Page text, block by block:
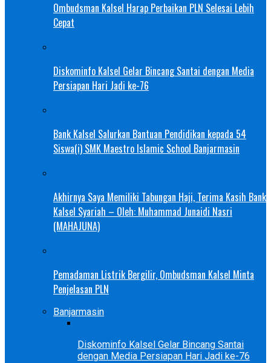
Ombudsman Kalsel Harap Perbaikan PLN Selesai Lebih
Cepat
Diskominfo Kalsel Gelar Bincang Santai dengan Media
Persiapan Hari Jadi ke-76
Bank Kalsel Salurkan Bantuan Pendidikan kepada 54
Siswa(i) SMK Maestro Islamic School Banjarmasin
Akhirnya Saya Memiliki Tabungan Haji, Terima Kasih Bank
Kalsel Syariah – Oleh: Muhammad Junaidi Nasri
(MAHAJUNA)
Pemadaman Listrik Bergilir, Ombudsman Kalsel Minta
Penjelasan PLN
Banjarmasin
Diskominfo Kalsel Gelar Bincang Santai
dengan Media Persiapan Hari Jadi ke-76